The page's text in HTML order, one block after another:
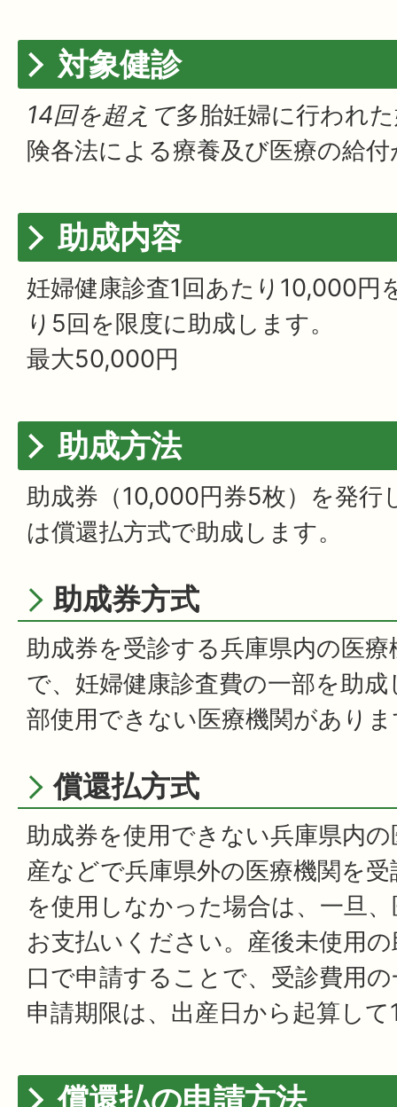
対象健診
14回を超えて多胎妊婦に行われ
険各法による療養及び医療の給
助成内容
妊婦健康診査1回あたり10,000円
り5回を限度に助成します。
最大50,000円
助成方法
助成券（10,000円券5枚）を発行
は償還払方式で助成します。
助成券方式
助成券を受診する兵庫県内の医
で、妊婦健康診査費の一部を助
部使用できない医療機関があり
償還払方式
助成券を使用できない兵庫県内
産などで兵庫県外の医療機関を
を使用しなかった場合は、一旦
お支払いください。産後未使用
口で申請することで、受診費用
申請期限は、出産日から起算し